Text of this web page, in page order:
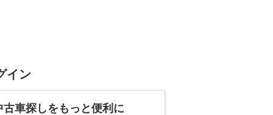
イン
古車探しをもっと便利に